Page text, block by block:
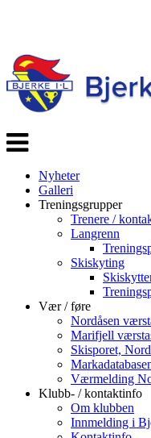
Veksle
navigasjon
Nyheter
Galleri
Treningsgrupper
Trenere /
Langrenn
Skiskyting
Vær / føre
Nordåsen
Marifjell
Skisporet,
Værmelding
Klubb- / kontaktinfo
Om klubben
Innmelding i